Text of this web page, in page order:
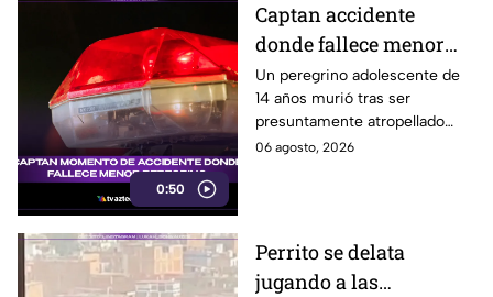
0:50
Captan accidente
donde fallece menor
peregrino en Estado de
México
Un peregrino adolescente de
14 años murió tras ser
presuntamente atropellado
mientras entrenaba en
06 agosto, 2026
Perrito se delata
jugando a las